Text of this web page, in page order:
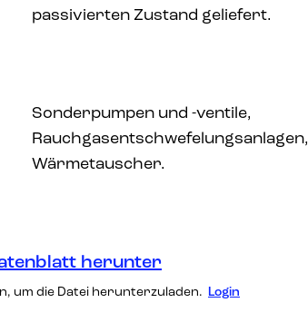
passivierten Zustand geliefert.
Sonderpumpen und -ventile,
Rauchgasentschwefelungsanlagen,
Wärmetauscher.
herunter
um die Datei herunterzuladen. Login